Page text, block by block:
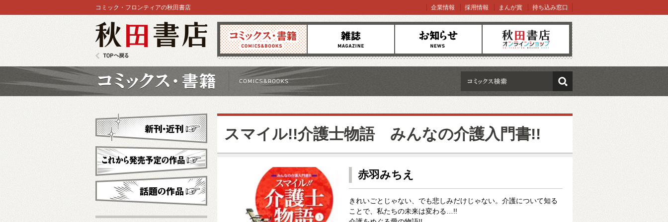
コミックス 雑誌 お知らせ オンラインショップ
コミック・フロンティアの秋田書店 企業情報 採用情報 まんが賞 持ち込み窓口
検索
スマイル!!介護士物語 みんなの介護入門書!!
赤羽みちえ
きれいごとじゃない、でも悲しみだけじゃない。介護について知る
ことで、私たちの未来は変わる…!!
新刊・近刊
これから発売予定